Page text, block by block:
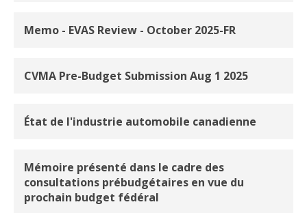
Memo - EVAS Review - October 2025-FR
CVMA Pre-Budget Submission Aug 1 2025
État de l'industrie automobile canadienne
Mémoire présenté dans le cadre des
consultations prébudgétaires en vue du
prochain budget fédéral